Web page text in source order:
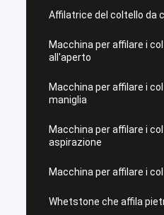
Affilatrice del coltello da
Macchina per affilare i
all'aperto
Macchina per affilare i
maniglia
Macchina per affilare i
aspirazione
Macchina per affilare i
Whetstone che affila